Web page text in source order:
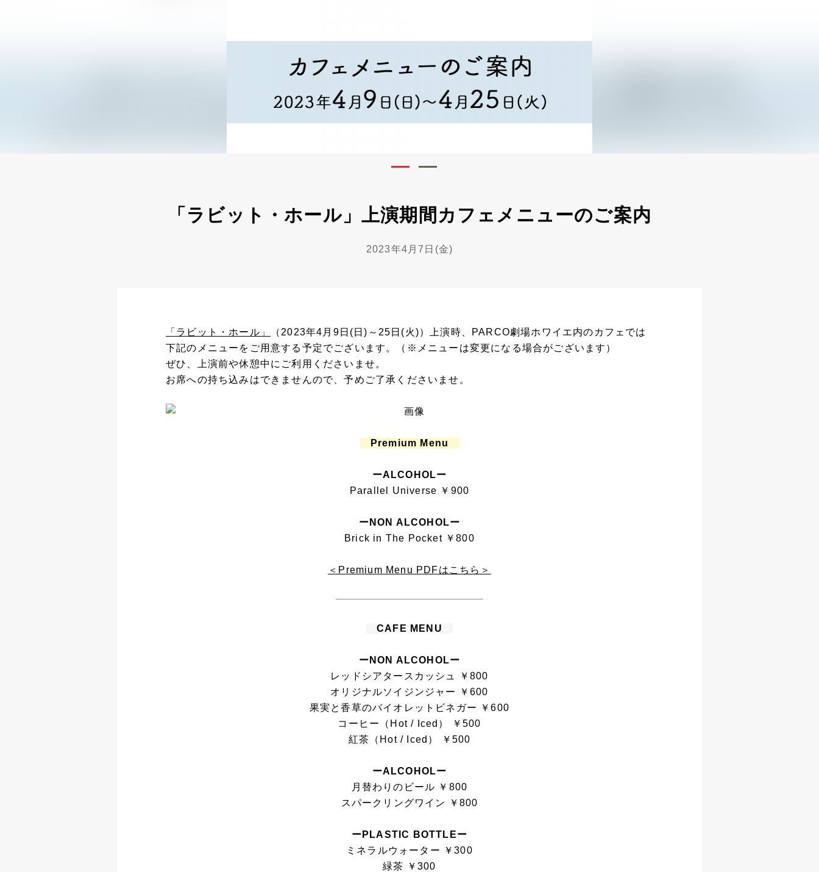
「ラビット・ホール」上演期間カフェメニューのご案内
2023年4月7日(金)
「ラビット・ホール」
（2023年4月9日(日)～25日(火)）上演時、PARCO劇場ホワイエ内のカフェでは
下記のメニューをご用意する予定でございます。（※メニューは変更になる場合がございます）
ぜひ、上演前や休憩中にご利用くださいませ。
お席への持ち込みはできませんので、予めご了承くださいませ。
Premium Menu
ーALCOHOLー
Parallel Universe ￥900
ーNON ALCOHOLー
Brick in The Pocket ￥800
＜Premium Menu PDFはこちら＞
CAFE MENU
ーNON ALCOHOLー
レッドシアタースカッシュ ￥800
オリジナルソイジンジャー ￥600
果実と香草のバイオレットビネガー ￥600
コーヒー（Hot / Iced） ￥500
紅茶（Hot / Iced） ￥500
ーALCOHOLー
月替わりのビール ￥800
スパークリングワイン ￥800
ーPLASTIC BOTTLEー
ミネラルウォーター ￥300
緑茶 ￥300